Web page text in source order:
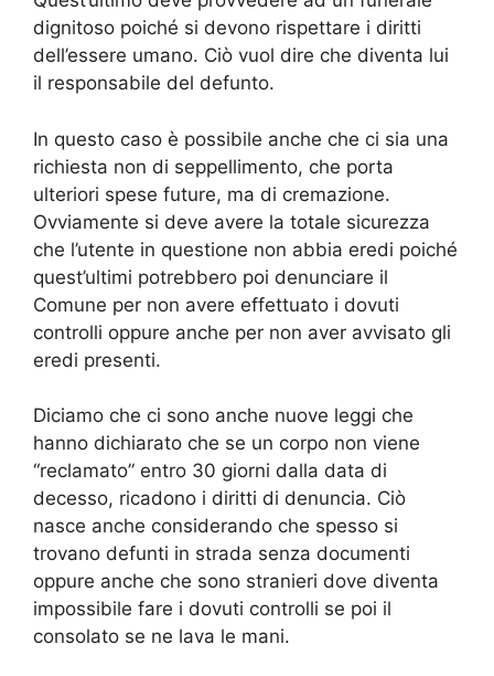
dignitoso poiché si devono rispettare i diritti
dell’essere umano. Ciò vuol dire che diventa lui
il responsabile del defunto.
In questo caso è possibile anche che ci sia una
richiesta non di seppellimento, che porta
ulteriori spese future, ma di cremazione.
Ovviamente si deve avere la totale sicurezza
che l’utente in questione non abbia eredi poiché
quest’ultimi potrebbero poi denunciare il
Comune per non avere effettuato i dovuti
controlli oppure anche per non aver avvisato gli
eredi presenti.
Diciamo che ci sono anche nuove leggi che
hanno dichiarato che se un corpo non viene
“reclamato” entro 30 giorni dalla data di
decesso, ricadono i diritti di denuncia. Ciò
nasce anche considerando che spesso si
trovano defunti in strada senza documenti
oppure anche che sono stranieri dove diventa
impossibile fare i dovuti controlli se poi il
consolato se ne lava le mani.